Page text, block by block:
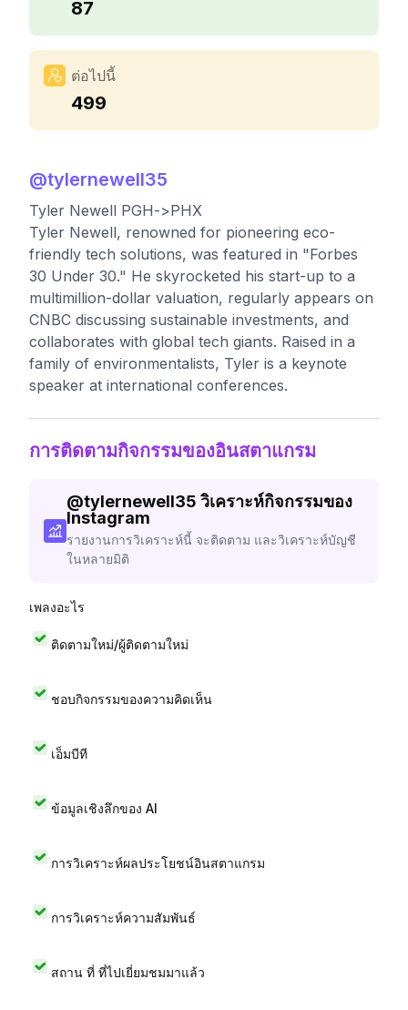
87
ต่อไปนี้
499
@tylernewell35
Tyler Newell PGH->PHX
Tyler Newell, renowned for pioneering eco-
friendly tech solutions, was featured in "Forbes
30 Under 30." He skyrocketed his start-up to a
multimillion-dollar valuation, regularly appears on
CNBC discussing sustainable investments, and
collaborates with global tech giants. Raised in a
family of environmentalists, Tyler is a keynote
speaker at international conferences.
การติดตามกิจกรรมของอินสตาแกรม
@tylernewell35 วิเคราะห์กิจกรรมของ
Instagram
รายงานการวิเคราะห์นี้ จะติดตาม และวิเคราะห์บัญชี
ในหลายมิติ
เพลงอะไร
ติดตามใหม่/ผู้ติดตามใหม่
ชอบกิจกรรมของความคิดเห็น
เอ็มบีที
ข้อมูลเชิงลึกของ AI
การวิเคราะห์ผลประโยชน์อินสตาแกรม
การวิเคราะห์ความสัมพันธ์
สถาน ที่ ที่ไปเยี่ยมชมมาแล้ว